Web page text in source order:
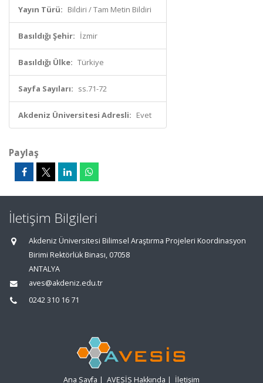
Yayın Türü: Bildiri / Tam Metin Bildiri
Basıldığı Şehir: İzmir
Basıldığı Ülke: Türkiye
Sayfa Sayıları: ss.71-72
Akdeniz Üniversitesi Adresli: Evet
Paylaş
İletişim Bilgileri
Akdeniz Üniversitesi Bilimsel Araştırma Projeleri Koordinasyon
Birimi Rektörlük Binası, 07058
ANTALYA
aves@akdeniz.edu.tr
0242 310 16 71
Ana Sayfa | AVESİS Hakkında | İletişim